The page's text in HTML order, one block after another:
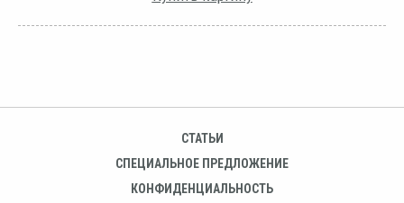
СТАТЬИ
СПЕЦИАЛЬНОЕ ПРЕДЛОЖЕНИЕ
КОНФИДЕНЦИАЛЬНОСТЬ